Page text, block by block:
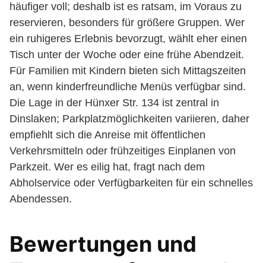
häufiger voll; deshalb ist es ratsam, im Voraus zu
reservieren, besonders für größere Gruppen. Wer
ein ruhigeres Erlebnis bevorzugt, wählt eher einen
Tisch unter der Woche oder eine frühe Abendzeit.
Für Familien mit Kindern bieten sich Mittagszeiten
an, wenn kinderfreundliche Menüs verfügbar sind.
Die Lage in der Hünxer Str. 134 ist zentral in
Dinslaken; Parkplatzmöglichkeiten variieren, daher
empfiehlt sich die Anreise mit öffentlichen
Verkehrsmitteln oder frühzeitiges Einplanen von
Parkzeit. Wer es eilig hat, fragt nach dem
Abholservice oder Verfügbarkeiten für ein schnelles
Abendessen.
Bewertungen und